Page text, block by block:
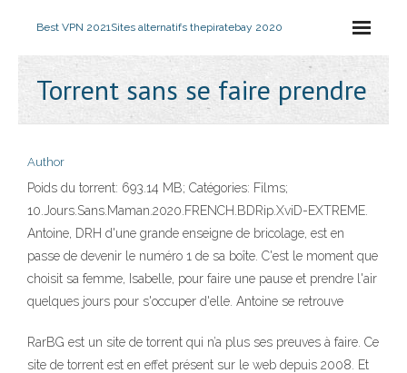
Best VPN 2021Sites alternatifs thepiratebay 2020
Torrent sans se faire prendre
Author
Poids du torrent: 693.14 MB; Catégories: Films;
10.Jours.Sans.Maman.2020.FRENCH.BDRip.XviD-EXTREME.
Antoine, DRH d'une grande enseigne de bricolage, est en
passe de devenir le numéro 1 de sa boîte. C'est le moment que
choisit sa femme, Isabelle, pour faire une pause et prendre l'air
quelques jours pour s'occuper d'elle. Antoine se retrouve
RarBG est un site de torrent qui n’a plus ses preuves à faire. Ce
site de torrent est en effet présent sur le web depuis 2008. Et